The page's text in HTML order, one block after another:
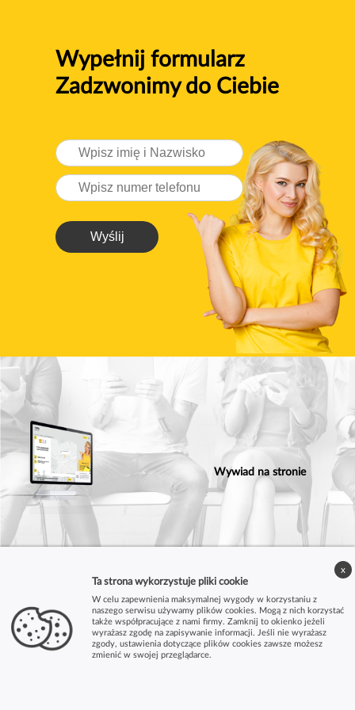
Wypełnij formularz
Zadzwonimy do Ciebie
Wyślij
Wywiad na stronie
Ta strona wykorzystuje pliki cookie
W celu zapewnienia maksymalnej wygody w korzystaniu z
naszego serwisu używamy plików cookies. Mogą z nich korzystać
także współpracujące z nami firmy. Zamknij to okienko jeżeli
wyrażasz zgodę na zapisywanie informacji. Jeśli nie wyrażasz
zgody, ustawienia dotyczące plików cookies zawsze możesz
zmienić w swojej przeglądarce.
x